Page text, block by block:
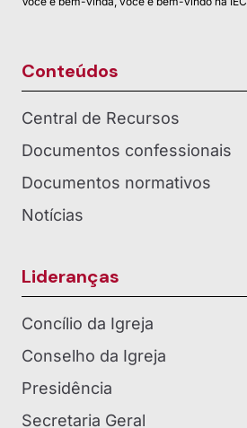
Conteúdos
Central de Recursos
Documentos confessionais
Documentos normativos
Notícias
Lideranças
Concílio da Igreja
Conselho da Igreja
Presidência
Secretaria Geral